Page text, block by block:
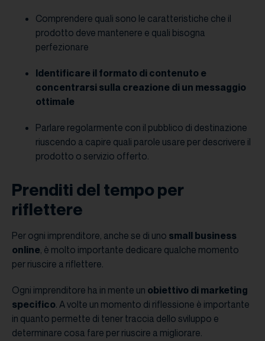
Comprendere quali sono le caratteristiche che il
prodotto deve mantenere e quali bisogna
perfezionare
Identificare il formato di contenuto e
concentrarsi sulla creazione di un messaggio
ottimale
Parlare regolarmente con il pubblico di destinazione
riuscendo a capire quali parole usare per descrivere il
prodotto o servizio offerto.
Prenditi del tempo per
riflettere
Per ogni imprenditore, anche se di uno small business
online, è molto importante dedicare qualche momento
per riuscire a riflettere.
Ogni imprenditore ha in mente un obiettivo di marketing
specifico. A volte un momento di riflessione è importante
in quanto permette di tener traccia dello sviluppo e
determinare cosa fare per riuscire a migliorare.